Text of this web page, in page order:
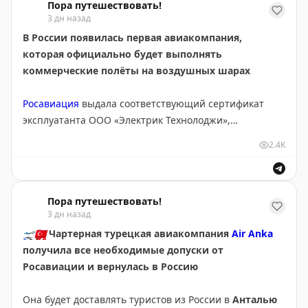
линии. В действующих сейчас терминалах 1 и 1А
проведут реновацию и оставят там только
международные рейсы.
👉«Пора путешествовать!» – подпишись:Telegram
языках, а также голограмма с изображением
государственного герба Белоруссии. Справа – печать.
Пора путешествовать!
3 дн назад
В России появилась первая авиакомпания,
которая официально будет выполнять
коммерческие полёты на воздушных шарах
Росавиация выдала соответствующий сертификат
эксплуатанта ООО «Электрик Технолоджи»,
Документ даёт право на осуществление перевозок на
лёгком пилотируемом воздушном судне и включает
эксплуатационные спецификации на свободный
аэростат AT104 модели 902TА производства
отечественного предприятия «Русбал». Вместимость
корзины – пять человек.
авиационных правил (ФАП) признан ещё один
2.4K
Пора путешествовать!
3 дн назад
🛫🇹🇷Чартерная турецкая авиакомпания Air Anka
получила все необходимые допуски от
Росавиации и вернулась в Россию
Она будет доставлять туристов из России в Анталью